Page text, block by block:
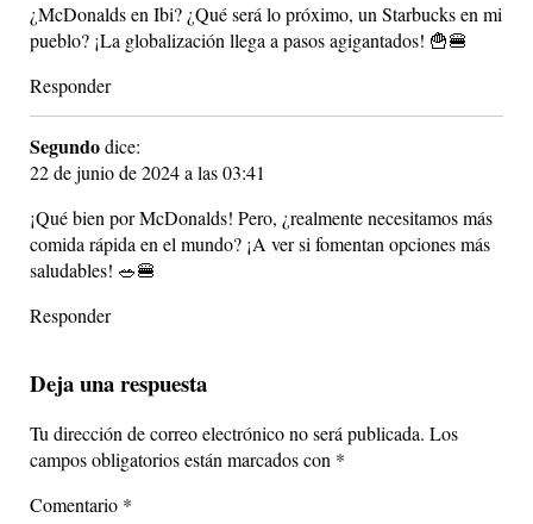
¿McDonalds en Ibi? ¿Qué será lo próximo, un Starbucks en mi
pueblo? ¡La globalización llega a pasos agigantados! 🍟🍔
Responder
Segundodice:
22 de junio de 2024 a las 03:41
¡Qué bien por McDonalds! Pero, ¿realmente necesitamos más
comida rápida en el mundo? ¡A ver si fomentan opciones más
saludables! 🥗🍔
Responder
Deja una respuesta
Tu dirección de correo electrónico no será publicada. Los
campos obligatorios están marcados con *
Comentario *